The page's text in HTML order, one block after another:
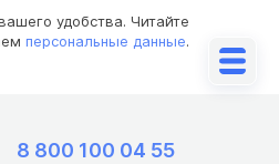
удобства. Читайте
персональные данные.
8 800 100 04 55